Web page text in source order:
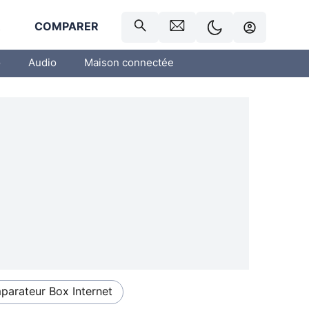
COMPARER
Audio Maison connectée
Box Internet